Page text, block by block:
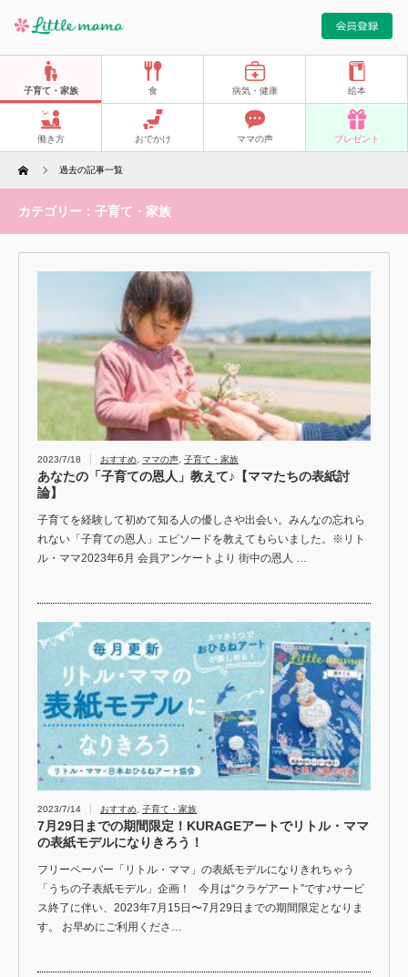
子育て・家族 食 病気・健康 絵本
働き方 おでかけ ママの声 プレゼント
Home 過去の記事一覧
カテゴリー：子育て・家族
2023/7/18 おすすめ ママの声 子育て・家族
あなたの「子育ての恩人」教えて♪【ママたちの表紙討
論】
子育てを経験して初めて知る人の優しさや出会い。みんなの忘れら
れない「子育ての恩人」エピソードを教えてもらいました。※リト
ル・ママ2023年6月 会員アンケートより 街中の恩人 …
2023/7/14 おすすめ, 子育て・家族
7月29日までの期間限定！KURAGEアートでリトル・ママ
の表紙モデルになりきろう！
フリーペーパー「リトル・ママ」の表紙モデルになりきれちゃう
「うちの子表紙モデル」企画！ 今月は“クラゲアート”です♪サービ
ス終了に伴い、2023年7月15日〜7月29日までの期間限定となりま
す。 お早めにご利用くださ…